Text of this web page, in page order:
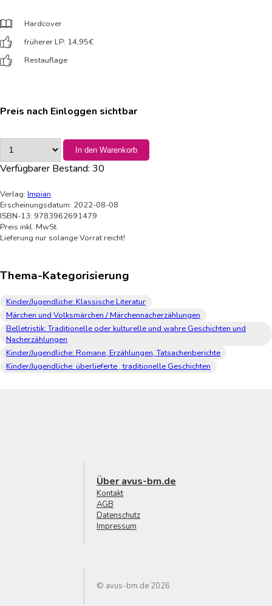
Hardcover
früherer LP: 14,95€
Restauflage
Preis nach Einloggen sichtbar
In den Warenkorb
Verfügbarer Bestand: 30
Verlag: Impian
Erscheinungsdatum: 2022-08-08
ISBN-13: 9783962691479
Preis inkl. MwSt.
Lieferung nur solange Vorrat reicht!
Thema-Kategorisierung
Kinder/Jugendliche: Klassische Literatur
Märchen und Volksmärchen / Märchennacherzählungen
Belletristik: Traditionelle oder kulturelle und wahre Geschichten und
Nacherzählungen
Kinder/Jugendliche: Romane, Erzählungen, Tatsachenberichte
Kinder/Jugendliche: überlieferte , traditionelle Geschichten
Über avus-bm.de
Kontakt
AGB
Datenschutz
Impressum
© avus-bm.de 2026